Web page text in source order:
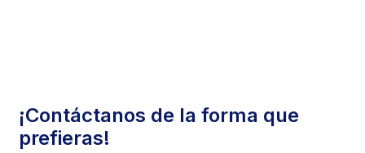
¡Contáctanos de la forma que
prefieras!